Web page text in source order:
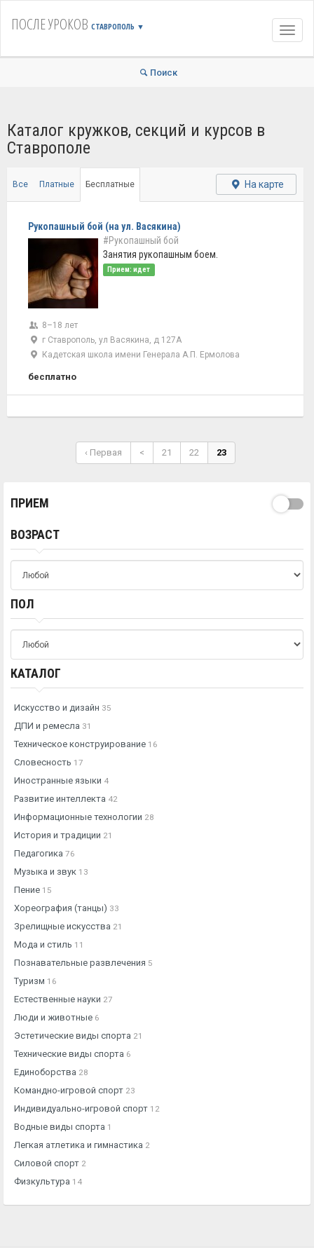
ПОСЛЕ УРОКОВ СТАВРОПОЛЬ ▼
Поиск
Каталог кружков, секций и курсов в
Ставрополе
Все Платные Бесплатные На карте
Рукопашный бой (на ул. Васякина)
#Рукопашный бой
Занятия рукопашным боем.
Прием: идет
8–18 лет
г Ставрополь, ул Васякина, д 127А
Кадетская школа имени Генерала А.П. Ермолова
бесплатно
‹ Первая < 21 22 23
ПРИЕМ
ВОЗРАСТ
ПОЛ
КАТАЛОГ
Искусство и дизайн 35
ДПИ и ремесла 31
Техническое конструирование 16
Словесность 17
Иностранные языки 4
Развитие интеллекта 42
Информационные технологии 28
История и традиции 21
Педагогика 76
Музыка и звук 13
Пение 15
Хореография (танцы) 33
Зрелищные искусства 21
Мода и стиль 11
Познавательные развлечения 5
Туризм 16
Естественные науки 27
Люди и животные 6
Эстетические виды спорта 21
Технические виды спорта 6
Единоборства 28
Командно-игровой спорт 23
Индивидуально-игровой спорт 12
Водные виды спорта 1
Легкая атлетика и гимнастика 2
Силовой спорт 2
Физкультура 14